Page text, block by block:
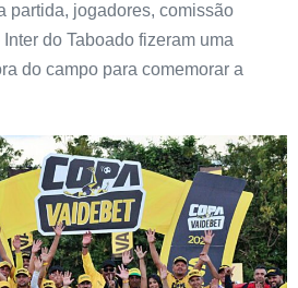
partida, jogadores, comissão
do Taboado fizeram uma
do campo para comemorar a